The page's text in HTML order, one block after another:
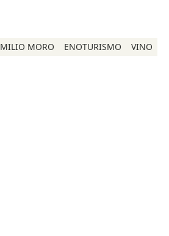
MORO ENOTURISMO VINO